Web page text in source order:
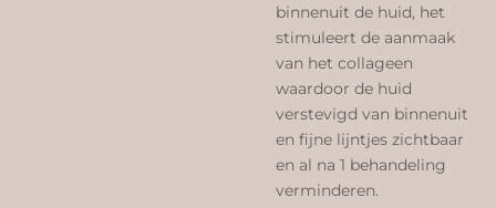
binnenuit de huid, het
stimuleert de aanmaak
van het collageen
waardoor de huid
verstevigd van binnenuit
en fijne lijntjes zichtbaar
en al na 1 behandeling
verminderen.